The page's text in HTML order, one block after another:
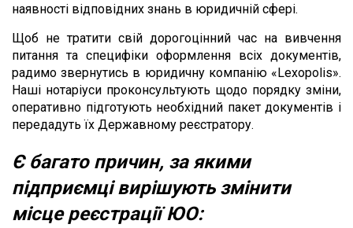
наявності відповідних знань в юридичній сфері.
Щоб не тратити свій дорогоцінний час на вивчення
питання та специфіки оформлення всіх документів,
радимо звернутись в юридичну компанію «Lexopolis».
Наші нотаріуси проконсультують щодо порядку зміни,
оперативно підготують необхідний пакет документів і
передадуть їх Державному реєстратору.
Є багато причин, за якими
підприємці вирішують змінити
місце реєстрації ЮО: